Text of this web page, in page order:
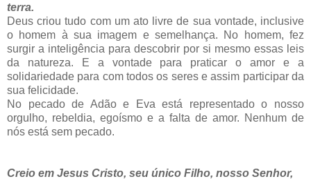
terra.
Deus criou tudo com um ato livre de sua vontade, inclusive
o homem à sua imagem e semelhança. No homem, fez
surgir a inteligência para descobrir por si mesmo essas leis
da natureza. E a vontade para praticar o amor e a
solidariedade para com todos os seres e assim participar da
sua felicidade.
No pecado de Adão e Eva está representado o nosso
orgulho, rebeldia, egoísmo e a falta de amor. Nenhum de
nós está sem pecado.
Creio em Jesus Cristo, seu único Filho, nosso Senhor,